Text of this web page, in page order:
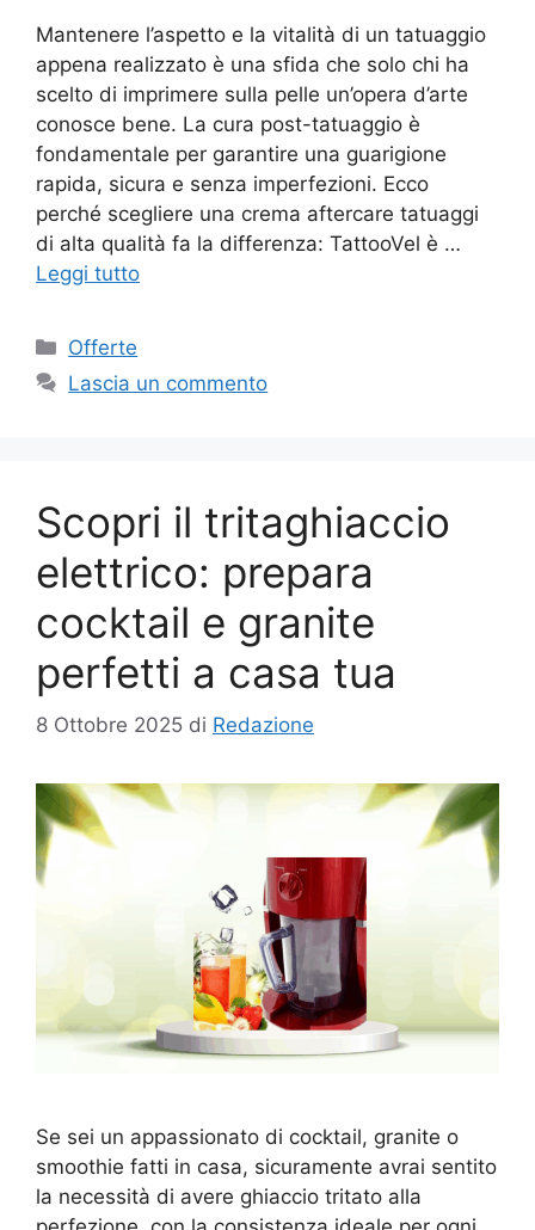
Mantenere l’aspetto e la vitalità di un tatuaggio
appena realizzato è una sfida che solo chi ha
scelto di imprimere sulla pelle un’opera d’arte
conosce bene. La cura post-tatuaggio è
fondamentale per garantire una guarigione
rapida, sicura e senza imperfezioni. Ecco
perché scegliere una crema aftercare tatuaggi
di alta qualità fa la differenza: TattooVel è …
Leggi tutto
Categorie
Offerte
Lascia un commento
Scopri il tritaghiaccio
elettrico: prepara
cocktail e granite
perfetti a casa tua
8 Ottobre 2025 di Redazione
Se sei un appassionato di cocktail, granite o
smoothie fatti in casa, sicuramente avrai sentito
la necessità di avere ghiaccio tritato alla